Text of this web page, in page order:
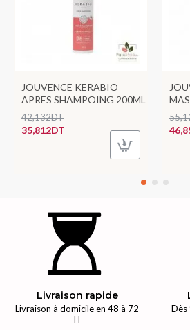
JOUVENCE KERABIO
APRES SHAMPOING 200ML
35,812DT
42,132DT
Livraison rapide
Livraison à domicile en 48 à 72
H
Dès